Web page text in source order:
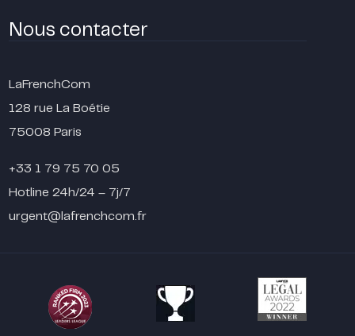
Nous contacter
LaFrenchCom
128 rue La Boétie
75008 Paris
+33 1 79 75 70 05
Hotline 24h/24 – 7j/7
urgent@lafrenchcom.fr